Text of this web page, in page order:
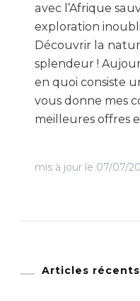
avec l’Afrique
exploration
Découvrir la
splendeur !
en quoi consiste
vous donne mes
meilleures offres
mis à jour le 07/07/
Articles récents